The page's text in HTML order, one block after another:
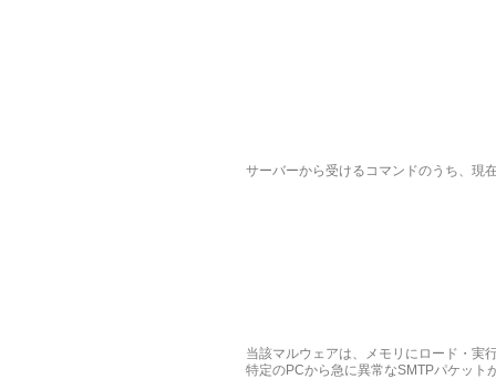
サーバーから受けるコマンドのうち、現
当該マルウェアは、メモリにロード・実
特定のPCから急に異常なSMTPパケット